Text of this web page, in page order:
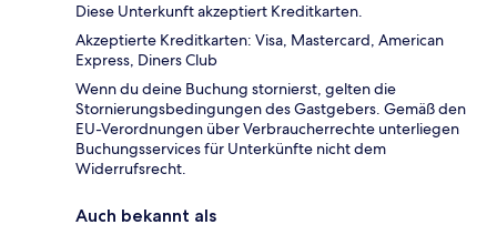
Diese Unterkunft akzeptiert Kreditkarten.
Akzeptierte Kreditkarten: Visa, Mastercard, American
Express, Diners Club
Wenn du deine Buchung stornierst, gelten die
Stornierungsbedingungen des Gastgebers. Gemäß den
EU-Verordnungen über Verbraucherrechte unterliegen
Buchungsservices für Unterkünfte nicht dem
Widerrufsrecht.
Auch bekannt als